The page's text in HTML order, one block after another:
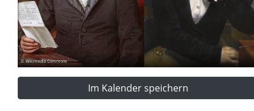
© Wikimedia Commons
Im Kalender speichern